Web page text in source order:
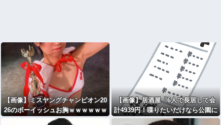
【画像】ミスヤングチャンピオン20
26のボーイッシュお胸ｗｗｗｗｗｗ
ｗｗｗｗｗｗｗｗｗｗｗｗｗｗ
【画像】居酒屋「6人で長居して会
計4939円！喋りたいだけなら公園に
行ってくれ（怒」